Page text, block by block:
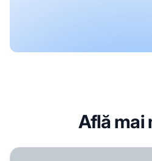
Află mai
Schema Article și AI: Ghid